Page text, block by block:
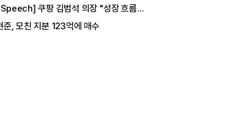
쿠팡 김범석 의장 "성장 흐름은 변하지 않았다"
준, 모친 지분 123억에 매수